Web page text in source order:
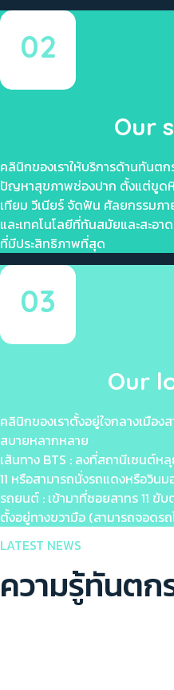
02
Our
คลินิกของเราให้บริการด้านทันต
ปัญหาสุขภาพช่องปาก ตั้งแต่ขู
เทียม วีเนียร์ จัดฟัน ศัลยกรรมภ
และเทคโนโลยีที่ทันสมัยและสะอ
ที่มีประสิทธิภาพที่สุด
03
Our
คลินิกของเราตั้งอยู่ใจกลางเมือง
สบายหลากหลาย
เส้นทาง BTS : ลงที่สถานีเซนต์ห
11 หรือสามารถนั่งรถแดงหรือวิน
รถยนต์ : เข้ามาที่ซอยสาทร 11 ขั
ตั้งอยู่ทางขวามือ (สามารถจอดร
LATEST NEWS
ความรู้ทันตก